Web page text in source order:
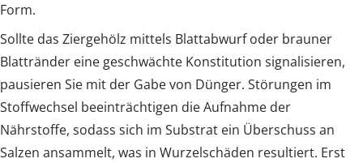
Form.
Sollte das Ziergehölz mittels Blattabwurf oder brauner
Blattränder eine geschwächte Konstitution signalisieren,
pausieren Sie mit der Gabe von Dünger. Störungen im
Stoffwechsel beeinträchtigen die Aufnahme der
Nährstoffe, sodass sich im Substrat ein Überschuss an
Salzen ansammelt, was in Wurzelschäden resultiert. Erst